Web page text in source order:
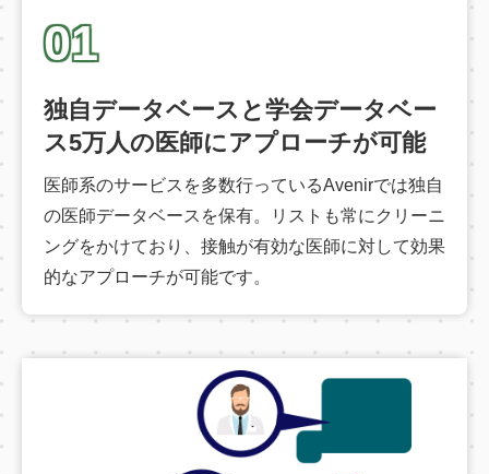
01
独自データベースと学会データベー
ス5万人の医師にアプローチが可能
医師系のサービスを多数行っているAvenirでは独自
の医師データベースを保有。リストも常にクリーニ
ングをかけており、接触が有効な医師に対して効果
的なアプローチが可能です。